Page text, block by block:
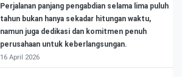
Perjalanan panjang pengabdian selama lima puluh
tahun bukan hanya sekadar hitungan waktu,
namun juga dedikasi dan komitmen penuh
perusahaan untuk keberlangsungan.
16 April 2026